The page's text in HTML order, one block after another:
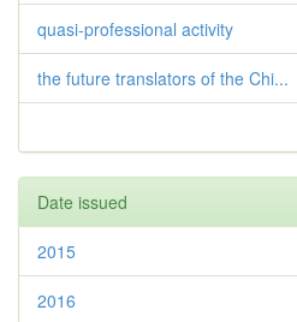
quasi-professional activity
the future translators of the Chi...
Date issued
2015
2016